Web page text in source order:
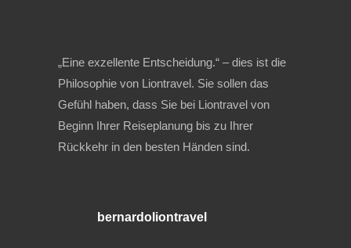
„Eine exzellente Entscheidung.“ – dies ist die
Philosophie von Liontravel. Sie sollen das
Gefühl haben, dass Sie bei Liontravel von
Beginn Ihrer Reiseplanung bis zu Ihrer
Rückkehr in den besten Händen sind.
bernardoliontravel